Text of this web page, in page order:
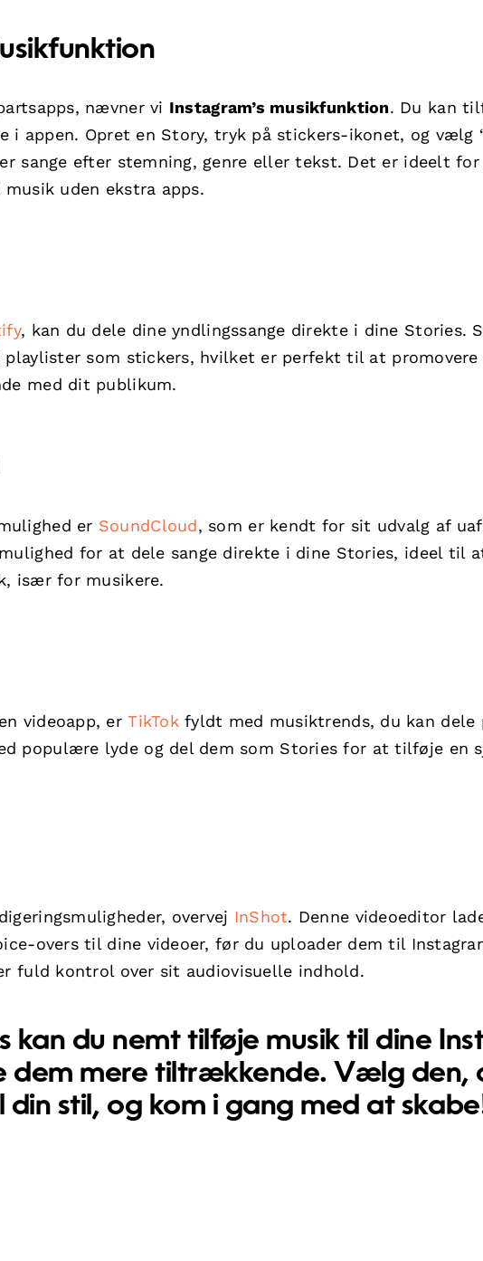
nævner vi Instagram’s musikfunktion. Du kan
appen. Opret en Story, tryk på stickers-ikonet, og vælg
sange efter stemning, genre eller tekst. Det er ideelt for
uden ekstra apps.
, kan du dele dine yndlingssange direkte i dine Stories.
playlister som stickers, hvilket er perfekt til at promovere
med dit publikum.
er SoundCloud, som er kendt for sit udvalg af
for at dele sange direkte i dine Stories, ideel til
især for musikere.
videoapp, erTikTokfyldt med musiktrends, du kan dele
populære lyde og del dem som Stories for at tilføje en
overvej InShot. Denne videoeditor
overs til dine videoer, før du uploader dem til
fuld kontrol over sit audiovisuelle indhold.
kan du nemt tilføje musik til dine
dem mere tiltrækkende. Vælg den,
din stil, og kom i gang med at